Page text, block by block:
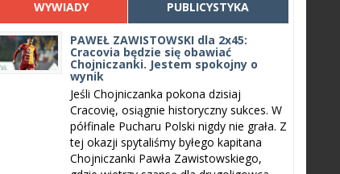
WYWIADY PUBLICYSTYKA
PAWEŁ ZAWISTOWSKI dla 2x45:
Cracovia będzie się obawiać
Chojniczanki. Jestem spokojny o
wynik
Jeśli Chojniczanka pokona dzisiaj
Cracovię, osiągnie historyczny sukces. W
półfinale Pucharu Polski nigdy nie grała. Z
tej okazji spytaliśmy byłego kapitana
Chojniczanki Pawła Zawistowskiego,